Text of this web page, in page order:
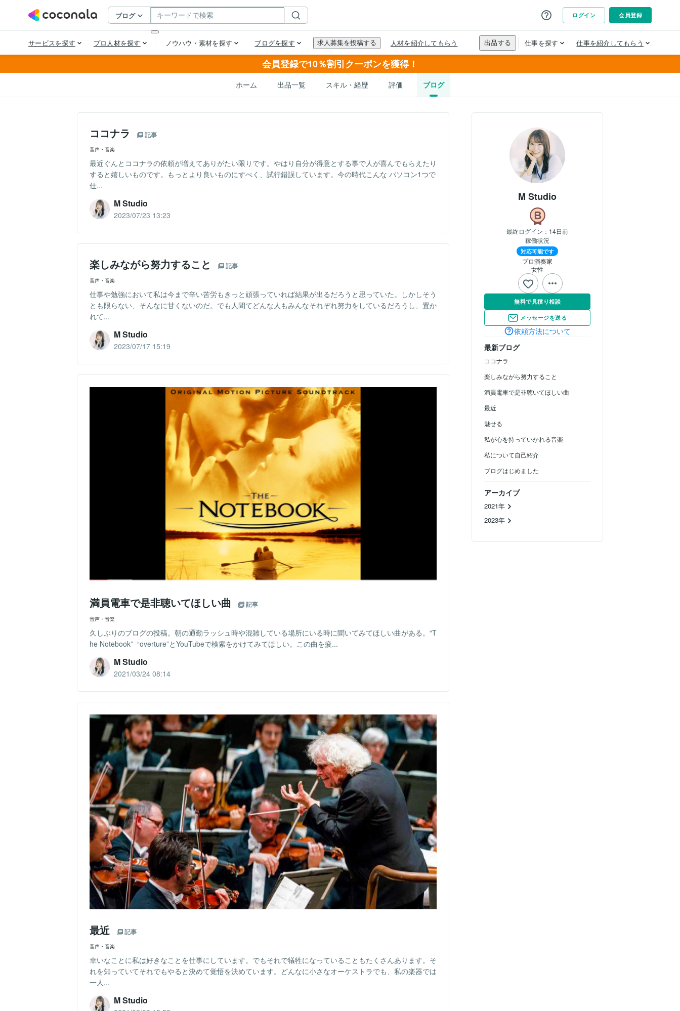
会員登録で10％割引クーポンを獲得！
ホーム 出品一覧 スキル・経歴 評価 ブログ
M Studio
最終ログイン： 14日前
稼働状況
対応可能です
プロ演奏家
女性
無料で見積り相談
メッセージを送る
依頼方法について
最新ブログ
ココナラ
楽しみながら努力すること
満員電車で是非聴いてほしい曲
最近
魅せる
私が心を持っていかれる音楽
私について自己紹介
ブログはじめました
アーカイブ
2021年
2023年
ココナラ 記事
音声・音楽
最近ぐんとココナラの依頼が増えてありがたい限りです。やはり自分が得意とする事で人が喜んでもらえたり
すると嬉しいものです。もっとより良いものにすべく、試行錯誤しています。今の時代こんな パソコン1つで
仕...
M Studio
2023/07/23 13:23
楽しみながら努力すること 記事
音声・音楽
仕事や勉強において私は今まで辛い苦労もきっと頑張っていれば結果が出るだろうと思っていた。しかしそう
とも限らない、そんなに甘くないのだ。でも人間てどんな人もみんなそれぞれ努力をしているだろうし、置か
れて...
M Studio
2023/07/17 15:19
満員電車で是非聴いてほしい曲 記事
音声・音楽
久しぶりのブログの投稿。朝の通勤ラッシュ時や混雑している場所にいる時に聞いてみてほしい曲がある。“T
he Notebook” “overture”とYouTubeで検索をかけてみてほしい。この曲を疲...
M Studio
2021/03/24 08:14
最近 記事
音声・音楽
幸いなことに私は好きなことを仕事にしています。でもそれで犠牲になっていることもたくさんあります。そ
れを知っていてそれでもやると決めて覚悟を決めています。どんなに小さなオーケストラでも、私の楽器では
一人...
M Studio